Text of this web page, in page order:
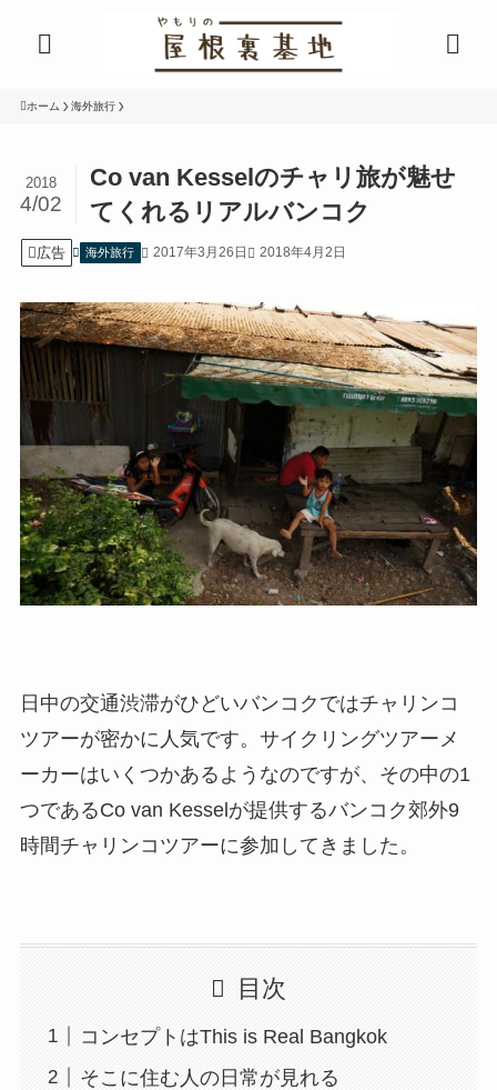
ホーム 海外旅行
Co van Kesselのチャリ旅が魅せ
てくれるリアルバンコク
2018
4/02
広告 海外旅行 2017年3月26日 2018年4月2日
日中の交通渋滞がひどいバンコクではチャリンコ
ツアーが密かに人気です。サイクリングツアーメ
ーカーはいくつかあるようなのですが、その中の1
つであるCo van Kesselが提供するバンコク郊外9
時間チャリンコツアーに参加してきました。
目次
コンセプトはThis is Real Bangkok
そこに住む人の日常が見れる